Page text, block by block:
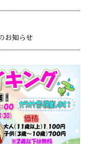
お知らせ